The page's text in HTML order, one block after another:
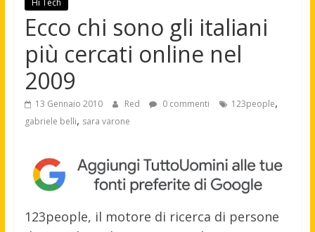
Hi Tech
Ecco chi sono gli italiani
più cercati online nel
2009
13 Gennaio 2010 Red 0 commenti 123people,
gabriele belli, sara varone
123people, il motore di ricerca di persone